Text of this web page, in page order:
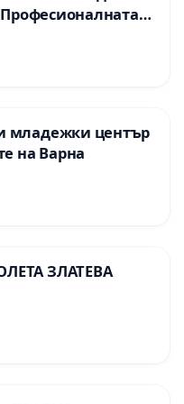
действащи без
безстопанствени
влачейки ги;
бебета, повечето
НЯМА! ;
отношение
ВИНОВНИ
технологии в
по икономика и
младежки център
на Варна
ЗЛАТЕВА